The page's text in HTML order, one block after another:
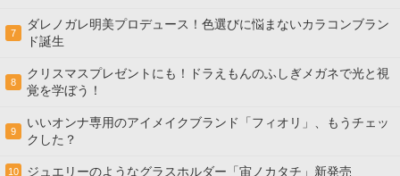
7
ダレノガレ明美プロデュース！色選びに悩まないカラコンブラン
ド誕生
8
クリスマスプレゼントにも！ドラえもんのふしぎメガネで光と視
覚を学ぼう！
9
いいオンナ専用のアイメイクブランド「フィオリ」、もうチェッ
クした？
10 ジュエリーのようなグラスホルダー「宙ノカタチ」新発売